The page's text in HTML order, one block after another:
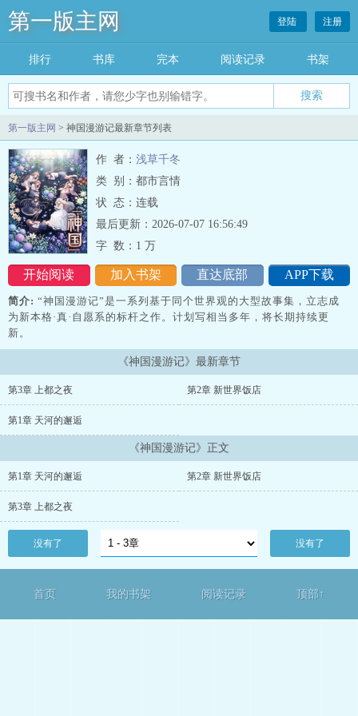
第一版主网
搜索
登陆 注册
排行 书库 完本 阅读记录 书架
第一版主网 > 神国漫游记最新章节列表
作 者： 浅草千冬
类 别：都市言情
状 态：连载
开始阅读 加入书架 直达底部 APP下载
最后更新：2026-07-07 16:56:49
字 数： 1 万
简介: “神国漫游记”是一系列基于同个世界观的大型故事集，立志成
为新本格·真·自愿系的标杆之作。计划写相当多年，将长期持续更
新。
《神国漫游记》最新章节
第3章 上都之夜 第2章 新世界饭店
第1章 天河的邂逅
《神国漫游记》正文
第1章 天河的邂逅 第2章 新世界饭店
第3章 上都之夜
没有了 没有了
首页 我的书架 阅读记录 顶部↑